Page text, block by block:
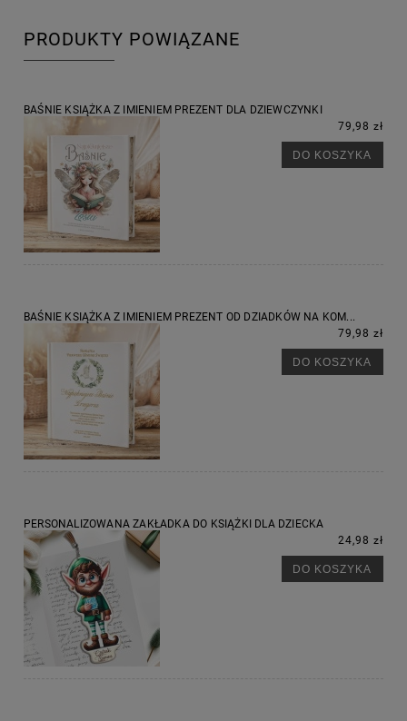
PRODUKTY POWIĄZANE
BAŚNIE KSIĄŻKA Z IMIENIEM PREZENT DLA DZIEWCZYNKI
79,98 zł
DO KOSZYKA
BAŚNIE KSIĄŻKA Z IMIENIEM PREZENT OD DZIADKÓW NA KOM...
79,98 zł
DO KOSZYKA
PERSONALIZOWANA ZAKŁADKA DO KSIĄŻKI DLA DZIECKA
24,98 zł
DO KOSZYKA